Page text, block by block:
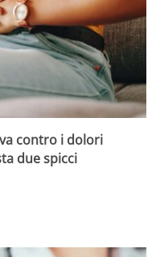
contro i dolori
due spicci